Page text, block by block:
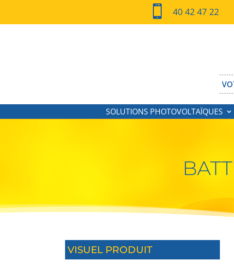
 40 42 47 22
SOLUTIONS PHOTOVOLTAÏQUES
VISUEL PRODUIT